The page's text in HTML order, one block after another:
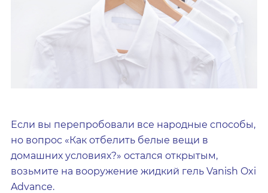
Если вы перепробовали все народные способы,
но вопрос «Как отбелить белые вещи в
домашних условиях?» остался открытым,
возьмите на вооружение жидкий гель Vanish Oxi
Advance.